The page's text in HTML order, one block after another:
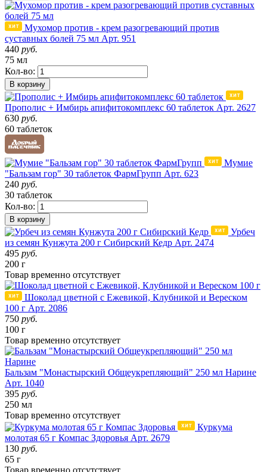
Мухомор против - крем разогревающий против
суставных болей 75 мл Арт. 951
440 руб.
75 мл
Кол-во:
В корзину
Прополис + Имбирь апифитокомплекс 60 таблеток Арт. 2627
630 руб.
60 таблеток
Мумие
"Бальзам гор" 30 таблеток ФармГрупп Арт. 623
240 руб.
30 таблеток
Кол-во:
В корзину
Урбеч
из семян Кунжута 200 г Сибирский Кедр Арт. 2474
495 руб.
200 г
Товар временно отсутствует
Шоколад цветной с Ежевикой, Клубникой и Вереском
100 г Арт. 2086
750 руб.
100 г
Товар временно отсутствует
Бальзам "Монастырский Общеукрепляющий" 250 мл Нарине
Арт. 1040
395 руб.
250 мл
Товар временно отсутствует
Куркума
молотая 65 г Компас Здоровья Арт. 2679
130 руб.
65 г
Товар временно отсутствует